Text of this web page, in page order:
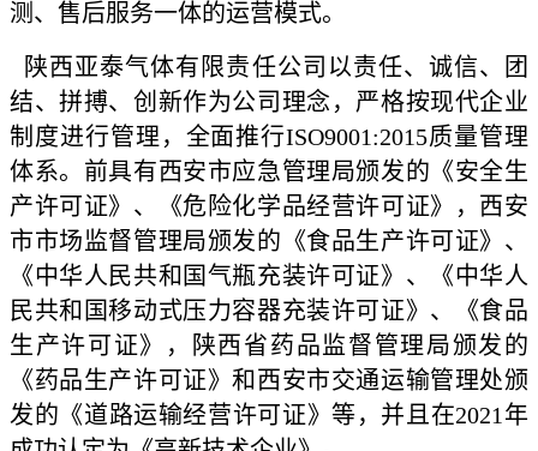
测、售后服务一体的运营模式。
陕西亚泰气体有限责任公司以责任、诚信、团
结、拼搏、创新作为公司理念，严格按现代企业
制度进行管理，全面推行ISO9001:2015质量管理
体系。前具有西安市应急管理局颁发的《安全生
产许可证》、《危险化学品经营许可证》，西安
市市场监督管理局颁发的《食品生产许可证》、
《中华人民共和国气瓶充装许可证》、《中华人
民共和国移动式压力容器充装许可证》、《食品
生产许可证》，陕西省药品监督管理局颁发的
《药品生产许可证》和西安市交通运输管理处颁
发的《道路运输经营许可证》等，并且在2021年